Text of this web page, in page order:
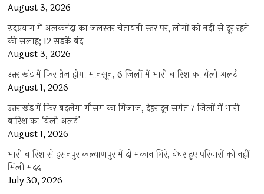
August 3, 2026
रुद्रप्रयाग में अलकनंदा का जलस्तर चेतावनी स्तर पर, लोगों को नदी से दूर रहने
की सलाह; 12 सड़कें बंद
August 3, 2026
उत्तराखंड में फिर तेज होगा मानसून, 6 जिलों में भारी बारिश का येलो अलर्ट
August 1, 2026
उत्तराखंड में फिर बदलेगा मौसम का मिजाज, देहरादून समेत 7 जिलों में भारी
बारिश का ‘येलो अलर्ट’
August 1, 2026
भारी बारिश से हसनपुर कल्याणपुर में दो मकान गिरे, बेघर हुए परिवारों को नहीं
मिली मदद
July 30, 2026